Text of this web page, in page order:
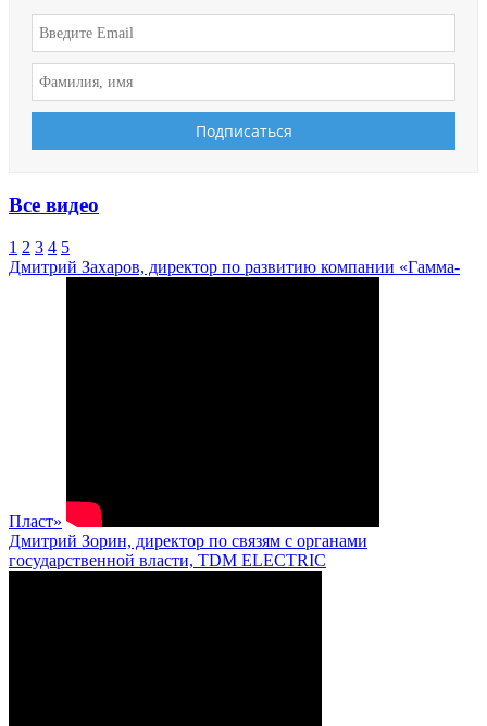
Все видео
1 2 3 4 5
Дмитрий Захаров, директор по развитию компании «Гамма-
Пласт»
Дмитрий Зорин, директор по связям с органами
государственной власти, TDM ELECTRIC